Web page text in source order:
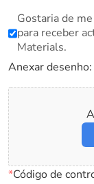
Gostaria de
para receber
Materials.
Anexar desenho:
*Código de